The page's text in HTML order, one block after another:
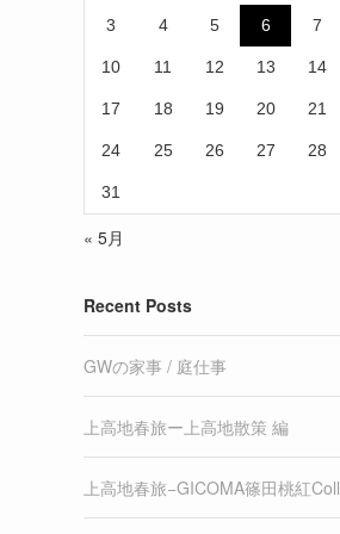
3 4 5 6 7
10 11 12 13 14
17 18 19 20 21
24 25 26 27 28
31
« 5月
Recent Posts
GWの家事 / 庭仕事
上高地春旅ー上高地散策 編
上高地春旅−GICOMA篠田桃紅